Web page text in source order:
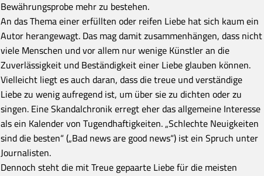
Bewährungsprobe mehr zu bestehen.
An das Thema einer erfüllten oder reifen Liebe hat sich kaum ein
Autor herangewagt. Das mag damit zusammenhängen, dass nicht
viele Menschen und vor allem nur wenige Künstler an die
Zuverlässigkeit und Beständigkeit einer Liebe glauben können.
Vielleicht liegt es auch daran, dass die treue und verständige
Liebe zu wenig aufregend ist, um über sie zu dichten oder zu
singen. Eine Skandalchronik erregt eher das allgemeine Interesse
als ein Kalender von Tugendhaftigkeiten. „Schlechte Neuigkeiten
sind die besten“ („Bad news are good news“) ist ein Spruch unter
Journalisten.
Dennoch steht die mit Treue gepaarte Liebe für die meisten